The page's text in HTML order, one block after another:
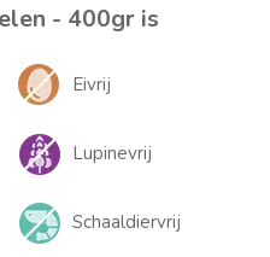
- 400gr is
Eivrij
Lupinevrij
Schaaldiervrij